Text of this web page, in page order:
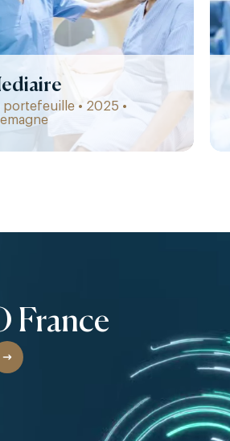
portefeuille • 2025 •
France